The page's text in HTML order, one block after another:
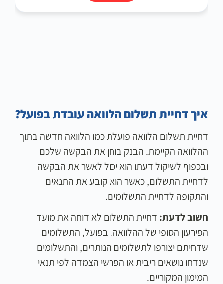
איך דחיית תשלום הלוואה עובדת בפועל?
דחיית תשלום הלוואה פועלת כמו הלוואה חדשה בתוך
ההלוואה הקיימת. הבנק בוחן את הבקשה שלכם
ובכפוף לשיקול דעתו הוא יכול לאשר את הבקשה
לדחיית התשלום, כאשר הוא קובע את התנאים
והתקופה לדחיית התשלומים.
חשוב לדעת: דחיית התשלום לא דוחה את מועד
הפירעון הסופי של ההלוואה. בפועל, התשלומים
שדחיתם יצורפו לתשלומים הנותרים, והתשלומים
שנדחו נושאים ריבית או הפרשי הצמדה לפי תנאי
המימון המקוריים.